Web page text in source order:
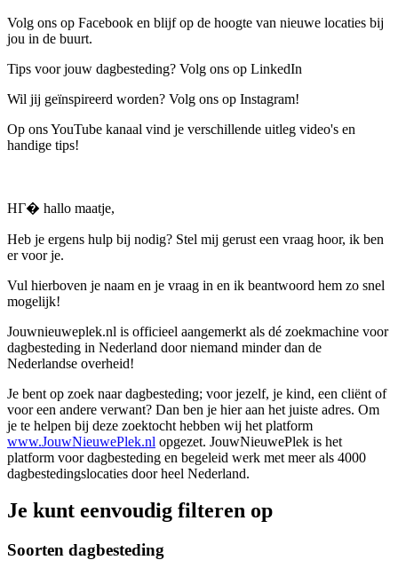
Volg ons op Facebook en blijf op de hoogte van nieuwe locaties bij
jou in de buurt.
Tips voor jouw dagbesteding? Volg ons op LinkedIn
Wil jij geïnspireerd worden? Volg ons op Instagram!
Op ons YouTube kanaal vind je verschillende uitleg video's en
handige tips!
HГ� hallo maatje,
Heb je ergens hulp bij nodig? Stel mij gerust een vraag hoor, ik ben
er voor je.
Vul hierboven je naam en je vraag in en ik beantwoord hem zo snel
mogelijk!
Jouwnieuweplek.nl is officieel aangemerkt als dé zoekmachine voor
dagbesteding in Nederland door niemand minder dan de
Nederlandse overheid!
Je bent op zoek naar dagbesteding; voor jezelf, je kind, een cliënt of
voor een andere verwant? Dan ben je hier aan het juiste adres. Om
je te helpen bij deze zoektocht hebben wij het platform
www.JouwNieuwePlek.nl opgezet. JouwNieuwePlek is het
platform voor dagbesteding en begeleid werk met meer als 4000
dagbestedingslocaties door heel Nederland.
Je kunt eenvoudig filteren op
Soorten dagbesteding